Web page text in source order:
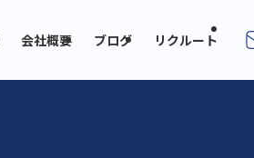
会社概要 ブログ リクルート